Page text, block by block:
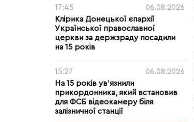
17:45
06.08.2026
Клірика Донецької єпархії
Української православної
церкви за держзраду посадили
на 15 років
15:27
06.08.2026
На 15 років увʼязнили
прикордонника, який встановив
для ФСБ відеокамеру біля
залізничної станції